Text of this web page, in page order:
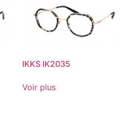
IKKS IK2035
Voir plus